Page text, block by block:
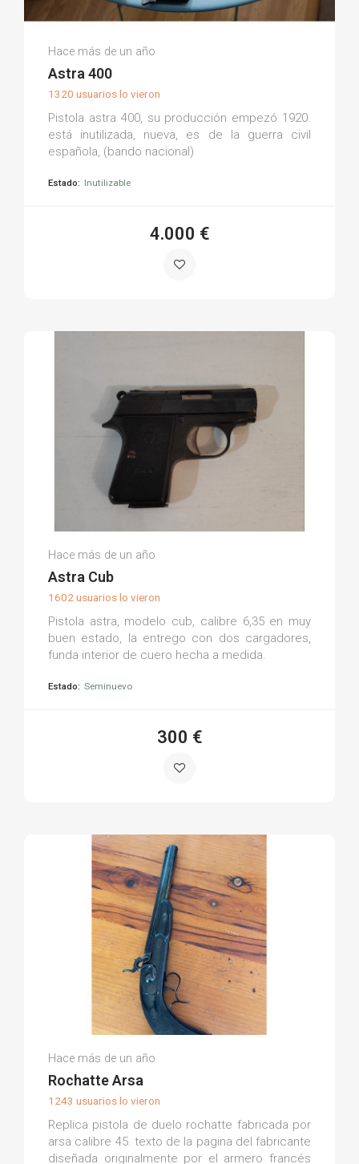
Paulino F.
Hace más de un año
Astra 400
1320 usuarios lo vieron
Pistola astra 400, su producción empezó 1920.
está inutilizada, nueva, es de la guerra civil
española, (bando nacional)
Estado: Inutilizable
4.000 €
Roberto A.
Hace más de un año
Astra Cub
1602 usuarios lo vieron
Pistola astra, modelo cub, calibre 6,35 en muy
buen estado, la entrego con dos cargadores,
funda interior de cuero hecha a medida.
Estado: Seminuevo
300 €
Francisco Javier P.
Hace más de un año
Rochatte Arsa
1243 usuarios lo vieron
Replica pistola de duelo rochatte fabricada por
arsa calibre 45. texto de la pagina del fabricante
diseñada originalmente por el armero francés